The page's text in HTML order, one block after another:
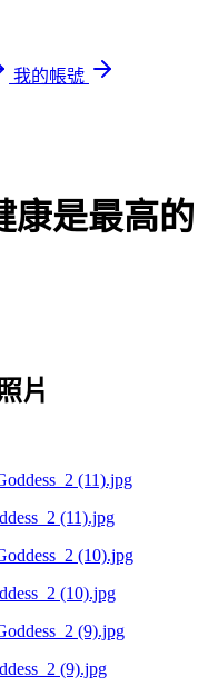
我的帳號
康是最高的
片
(11).jpg
(10).jpg
(9).jpg